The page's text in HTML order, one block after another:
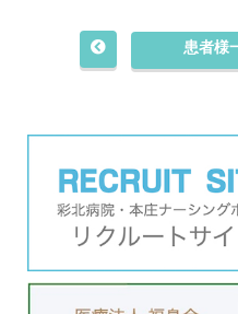
患者様